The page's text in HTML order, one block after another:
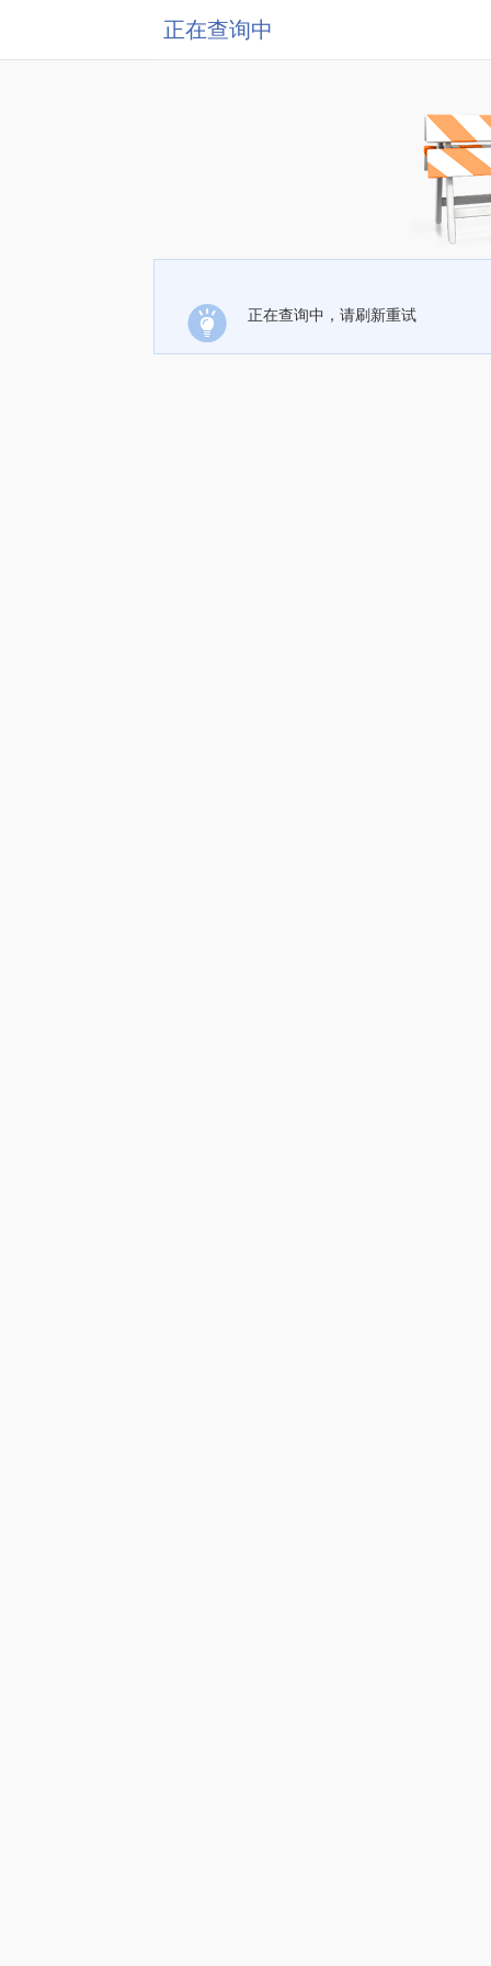
正在查询中
正在查询中，请刷新重试